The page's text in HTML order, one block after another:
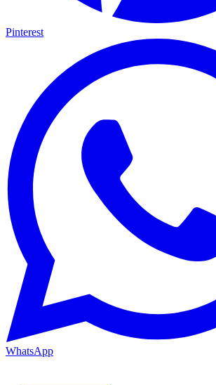
Pinterest
WhatsApp